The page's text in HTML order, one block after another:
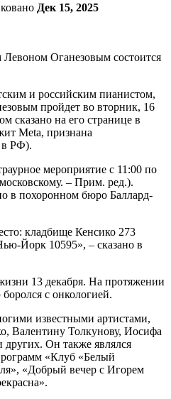
Дек 15, 2025
и российским пианистом,
пройдет во вторник, 16
сказано на его странице в
Meta, признана
в РФ).
мероприятие с 11:00 по
– Прим. ред.).
в похоронном бюро Баллард-
кладбище Кенсико 273
Йорк 10595», – сказано в
13 декабря. На протяжении
с онкологией.
известными артистами,
Валентину Толкунову, Иосифа
Он также являлся
«Клуб «Белый
«Добрый вечер с Игорем